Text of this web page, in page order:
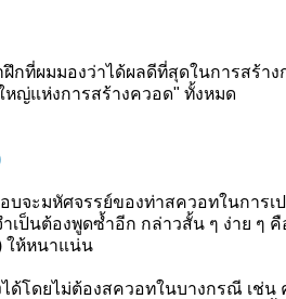
ผมมองว่าได้ผลดีที่สุดในการสร้าง
หญ่แห่งการสร้างควอด" ทั้งหมด
ะมหัศจรรย์ของท่าสควอทในการเ
เป็นต้องพูดซ้ำอีก กล่าวสั้น ๆ ง่าย ๆ
ให้หนาแน่น
โดยไม่ต้องสควอทในบางกรณี เช่น